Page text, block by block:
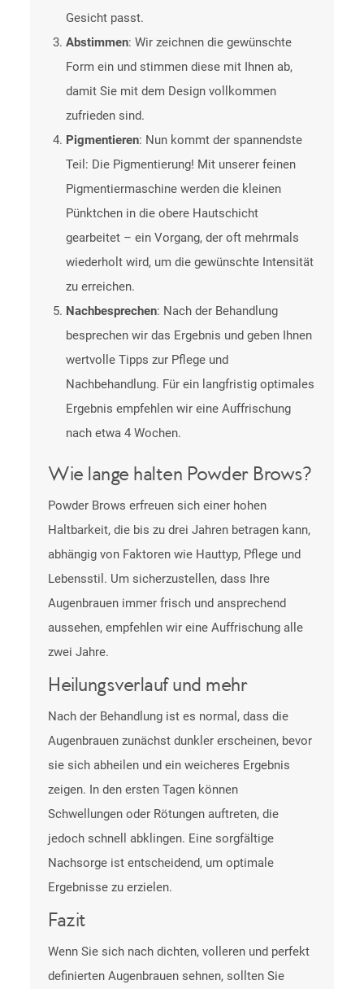
Gesicht passt.
Abstimmen: Wir zeichnen die gewünschte
Form ein und stimmen diese mit Ihnen ab,
damit Sie mit dem Design vollkommen
zufrieden sind.
Pigmentieren: Nun kommt der spannendste
Teil: Die Pigmentierung! Mit unserer feinen
Pigmentiermaschine werden die kleinen
Pünktchen in die obere Hautschicht
gearbeitet – ein Vorgang, der oft mehrmals
wiederholt wird, um die gewünschte Intensität
zu erreichen.
Nachbesprechen: Nach der Behandlung
besprechen wir das Ergebnis und geben Ihnen
wertvolle Tipps zur Pflege und
Nachbehandlung. Für ein langfristig optimales
Ergebnis empfehlen wir eine Auffrischung
nach etwa 4 Wochen.
Wie lange halten Powder Brows?
Powder Brows erfreuen sich einer hohen
Haltbarkeit, die bis zu drei Jahren betragen kann,
abhängig von Faktoren wie Hauttyp, Pflege und
Lebensstil. Um sicherzustellen, dass Ihre
Augenbrauen immer frisch und ansprechend
aussehen, empfehlen wir eine Auffrischung alle
zwei Jahre.
Heilungsverlauf und mehr
Nach der Behandlung ist es normal, dass die
Augenbrauen zunächst dunkler erscheinen, bevor
sie sich abheilen und ein weicheres Ergebnis
zeigen. In den ersten Tagen können
Schwellungen oder Rötungen auftreten, die
jedoch schnell abklingen. Eine sorgfältige
Nachsorge ist entscheidend, um optimale
Ergebnisse zu erzielen.
Fazit
Wenn Sie sich nach dichten, volleren und perfekt
definierten Augenbrauen sehnen, sollten Sie